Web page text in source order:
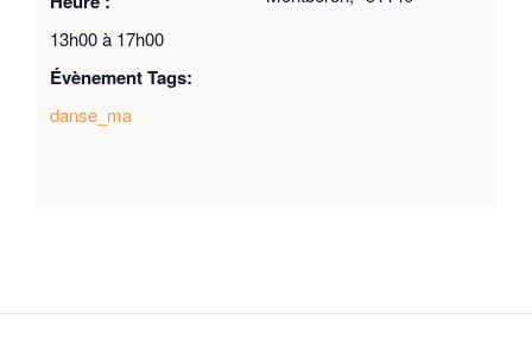
13h00 à 17h00
Évènement Tags:
danse_ma